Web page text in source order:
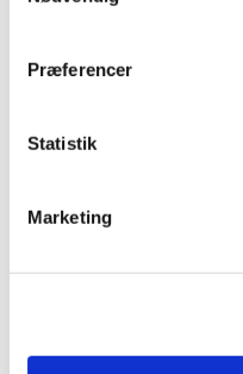
Præferencer
Statistik
Marketing
indberettet alle relevante
Du kan indberette
gælder både for
Udleveringstilladelser
Eksterne links